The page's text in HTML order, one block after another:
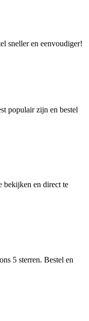
sneller en eenvoudiger!
populair zijn en bestel
bekijken en direct te
5 sterren. Bestel en